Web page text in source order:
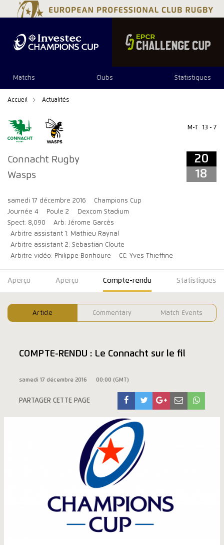
Matchs Clubs Statistiques
Accueil Actualités
Connacht Rugby
Wasps
M-T 13 - 7
20
18
samedi 17 décembre 2016
Champions Cup
Journée 4
Poule 2
Dexcom Stadium
Spect: 8,090
Arb: Jérome Garcès
Arbitre assistant 1: Mathieu Raynal
Arbitre assistant 2: Sebastian Cloute
Arbitre vidéo: Philippe Bonhoure
CC: Yves Thieffine
20 18
Aperçu Aperçu Compte-rendu Statistiques
Article Commentary Match Events
COMPTE-RENDU : Le Connacht sur le fil
samedi 17 décembre 2016 00:00 (GMT)
PARTAGER CETTE PAGE